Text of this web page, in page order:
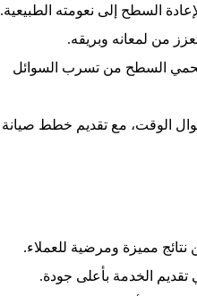
السطح إلى نعومته الطبيعية.
من لمعانه وبريقه.
تحمي السطح من تسرب السوائل
الوقت، مع تقديم خطط صيانة
مميزة ومرضية للعملاء.
الخدمة بأعلى جودة.